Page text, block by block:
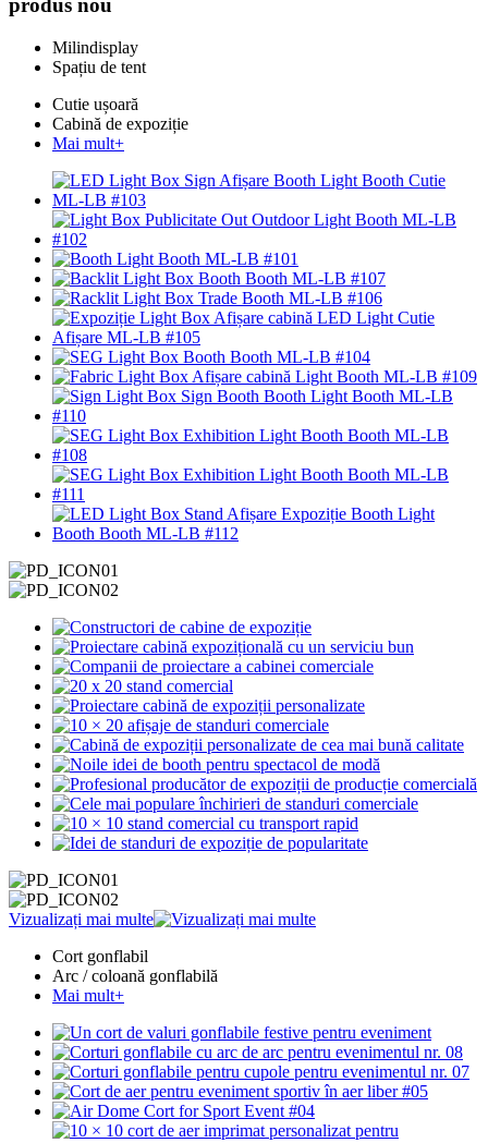
produs nou
Milindisplay
Spațiu de tent
Cutie ușoară
Cabină de expoziție
Mai mult+
Vizualizați mai multe
Cort gonflabil
Arc / coloană gonflabilă
Mai mult+